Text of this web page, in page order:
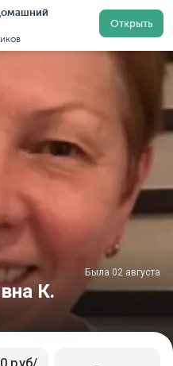
Открыть
Домработницы в Москве
К.
Была 02 августа